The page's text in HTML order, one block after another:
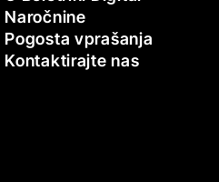
Naročnine
Pogosta vprašanja
Kontaktirajte nas